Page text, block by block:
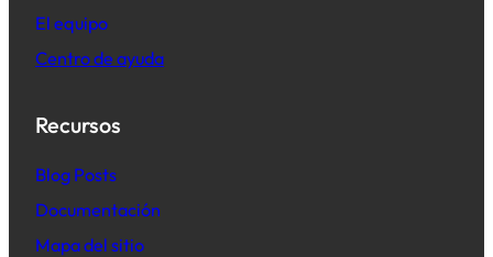
El equipo
Centro de ayuda
Recursos
Blog Posts
Documentación
Mapa del sitio